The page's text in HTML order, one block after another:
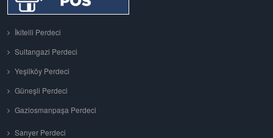
İkitelli Perdeci
Sultangazi Perdeci
Yeşilköy Perdeci
Güneşli Perdeci
Gaziosmanpaşa Perdeci
Sarıyer Perdeci